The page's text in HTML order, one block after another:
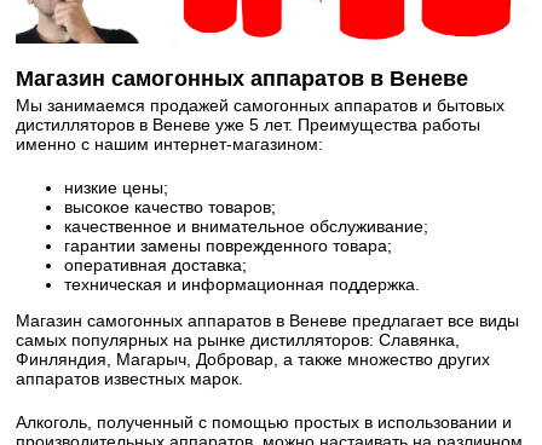
Магазин самогонных аппаратов в Веневе
Мы занимаемся продажей самогонных аппаратов и бытовых
дистилляторов в Веневе уже 5 лет. Преимущества работы
именно с нашим интернет-магазином:
низкие цены;
высокое качество товаров;
качественное и внимательное обслуживание;
гарантии замены поврежденного товара;
оперативная доставка;
техническая и информационная поддержка.
Магазин самогонных аппаратов в Веневе предлагает все виды
самых популярных на рынке дистилляторов: Славянка,
Финляндия, Магарыч, Добровар, а также множество других
аппаратов известных марок.
Алкоголь, полученный с помощью простых в использовании и
производительных аппаратов, можно настаивать на различном